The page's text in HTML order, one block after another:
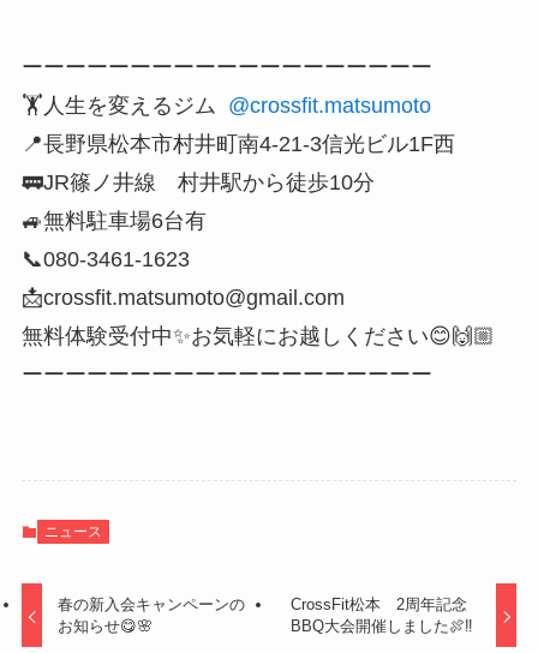
ーーーーーーーーーーーーーーーーーーー
🏋️人生を変えるジム @crossfit.matsumoto
📍長野県松本市村井町南4-21-3信光ビル1F西
🚃JR篠ノ井線 村井駅から徒歩10分
🚙無料駐車場6台有
📞080-3461-1623
📩crossfit.matsumoto@gmail.com
無料体験受付中✨お気軽にお越しください😊🙌🏼
ーーーーーーーーーーーーーーーーーーー
ニュース
春の新入会キャンペーンの
お知らせ😋🌸
CrossFit松本 2周年記念
BBQ大会開催しました🍖‼️